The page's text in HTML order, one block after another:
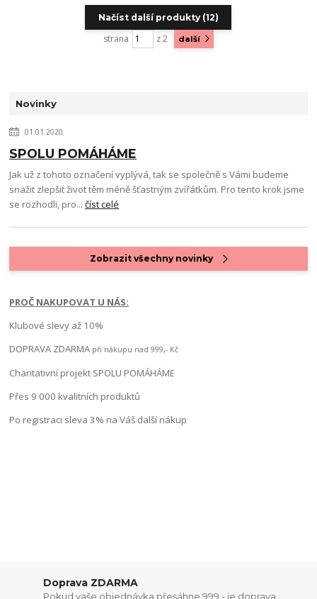
Načíst další produkty (12)
strana z 2 další
Novinky
01.01.2020
SPOLU POMÁHÁME
Jak už z tohoto označení vyplývá, tak se společně s Vámi budeme
snažit zlepšit život těm méně šťastným zvířátkům. Pro tento krok jsme
se rozhodli, pro...číst celé
Zobrazit všechny novinky
PROČ NAKUPOVAT U NÁS:
Klubové slevy až 10%
DOPRAVA ZDARMA při nákupu nad 999,- Kč
Charitativní projekt SPOLU POMÁHÁME
Přes 9 000 kvalitních produktů
Po registraci sleva 3% na Váš další nákup
Doprava ZDARMA
Pokud vaše objednávka přesáhne 999,- je doprava